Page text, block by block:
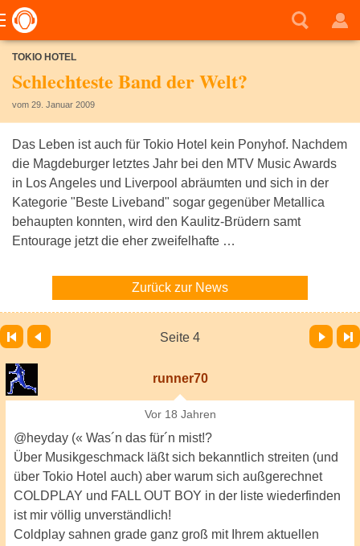
TOKIO HOTEL
Schlechteste Band der Welt?
vom 29. Januar 2009
Das Leben ist auch für Tokio Hotel kein Ponyhof. Nachdem
die Magdeburger letztes Jahr bei den MTV Music Awards
in Los Angeles und Liverpool abräumten und sich in der
Kategorie "Beste Liveband" sogar gegenüber Metallica
behaupten konnten, wird den Kaulitz-Brüdern samt
Entourage jetzt die eher zweifelhafte …
Zurück zur News
Seite 4
Vor Letzte Seite
runner70
Vor 18 Jahren
@heyday (« Was´n das für´n mist!?
Über Musikgeschmack läßt sich bekanntlich streiten (und
über Tokio Hotel auch) aber warum sich außgerechnet
COLDPLAY und FALL OUT BOY in der liste wiederfinden
ist mir völlig unverständlich!
Coldplay sahnen grade ganz groß mit Ihrem aktuellen